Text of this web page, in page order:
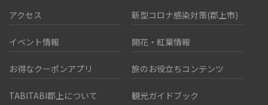
アクセス 新型コロナ感染対策(郡上市)
イベント情報 開花・紅葉情報
お得なクーポンアプリ 旅のお役立ちコンテンツ
TABITABI郡上について 観光ガイドブック